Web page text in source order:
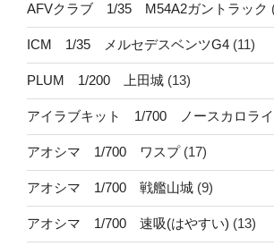
AFVクラブ 1/35 M54A2ガントラック
ICM 1/35 メルセデスベンツG4 (11)
PLUM 1/200 上田城 (13)
アイラブキット 1/700 ノースカロラ
アオシマ 1/700 ワスプ(17)
アオシマ 1/700 戦艦山城 (9)
アオシマ 1/700 速吸(はやすい) (13)